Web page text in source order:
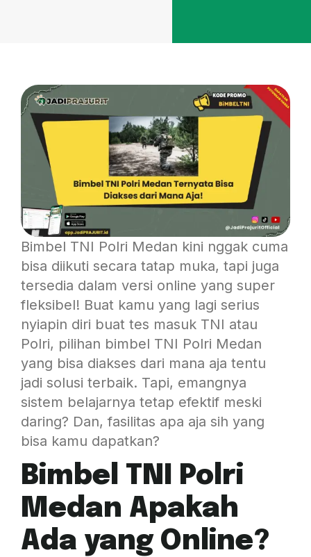
Bimbel TNI Polri Medan kini nggak cuma
bisa diikuti secara tatap muka, tapi juga
tersedia dalam versi online yang super
fleksibel! Buat kamu yang lagi serius
nyiapin diri buat tes masuk TNI atau
Polri, pilihan bimbel TNI Polri Medan
yang bisa diakses dari mana aja tentu
jadi solusi terbaik. Tapi, emangnya
sistem belajarnya tetap efektif meski
daring? Dan, fasilitas apa aja sih yang
bisa kamu dapatkan?
Bimbel TNI Polri
Medan Apakah
Ada yang Online?